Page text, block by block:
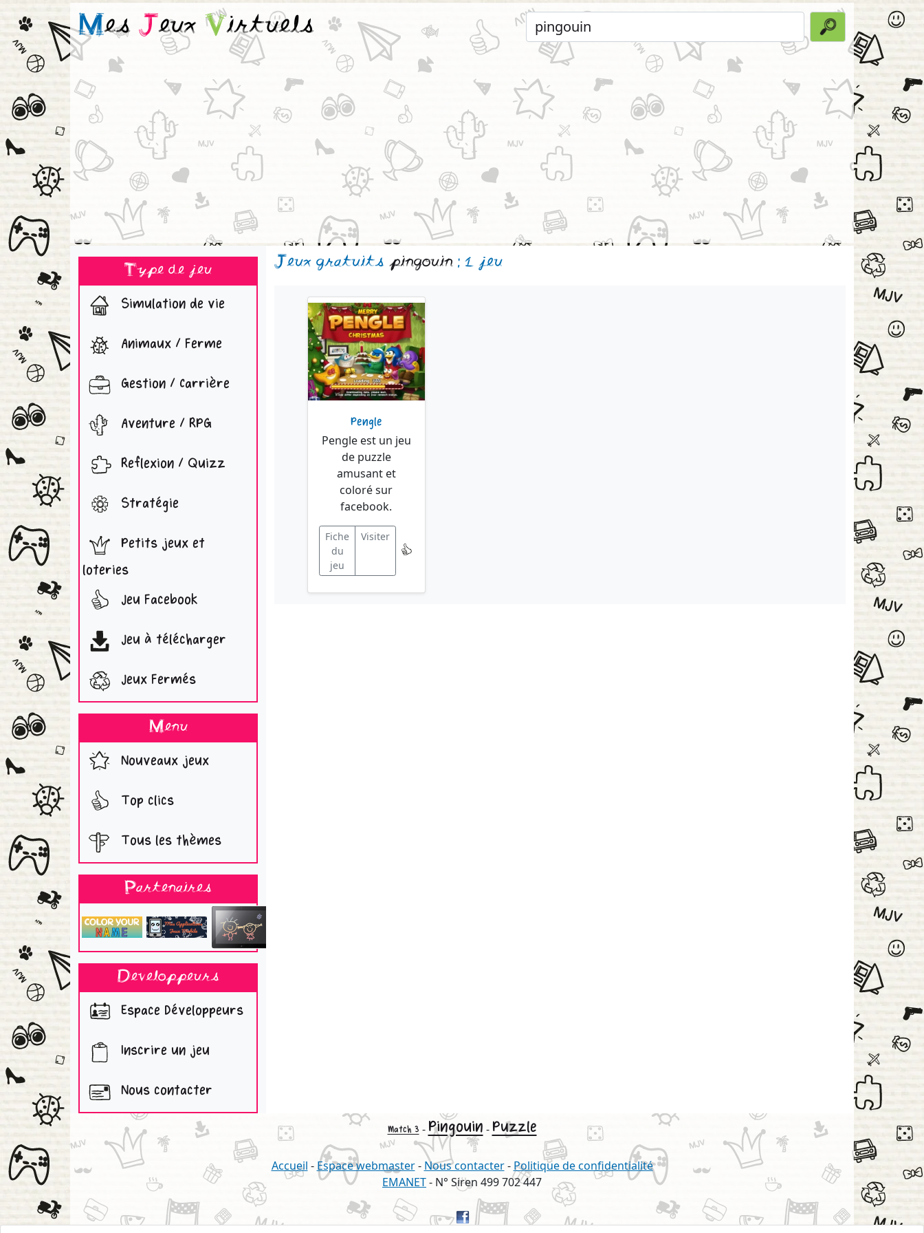
Mes Jeux Virtuels
Type de jeu
Simulation de vie
Animaux / Ferme
Gestion / Carrière
Aventure / RPG
Reflexion / Quizz
Stratégie
Petits jeux et
loteries
Jeu Facebook
Jeu à télécharger
Jeux Fermés
Menu
Nouveaux jeux
Top clics
Tous les thèmes
Partenaires
Developpeurs
Espace Développeurs
Inscrire un jeu
Nous contacter
Jeux gratuits pingouin : 1 jeu
Pengle
Pengle est un jeu
de puzzle
amusant et
coloré sur
facebook.
Fiche
du
jeu
Visiter
Match 3 - Pingouin - Puzzle
Accueil - Espace webmaster- Nous contacter- Politique de confidentialité
EMANET- N° Siren 499 702 447